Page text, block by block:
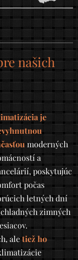
našich
je
moderných
a
poskytujúc
počas
letných dní
zimných
aletiež ho